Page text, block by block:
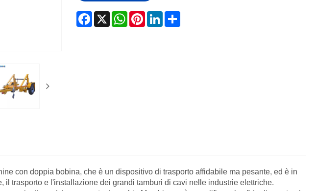
Facebook
X WhatsApp
Pinterest
LinkedInShare
con doppia bobina, che è un dispositivo di trasporto affidabile ma pesante, ed è in
il trasporto e l'installazione dei grandi tamburi di cavi nelle industrie elettriche.